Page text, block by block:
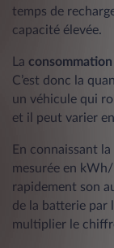
temps de
capacité élevée.
La consommation
C’est donc la
un véhicule qui
et il peut varier
En connaissant
mesurée en
rapidement son
de la batterie par
multiplier le